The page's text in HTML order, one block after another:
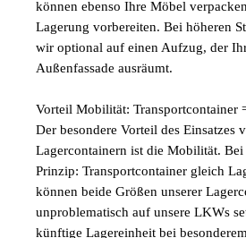
können ebenso Ihre Möbel
Lagerung vorbereiten. Bei höheren
wir optional auf einen Aufzug, der
Außenfassade ausräumt.
Vorteil Mobilität: Transportcontainer
Der besondere Vorteil des Einsatzes
Lagercontainern ist die Mobilität.
Prinzip: Transportcontainer gleich
können beide Größen unserer
unproblematisch auf unsere LKWs
künftige Lagereinheit bei